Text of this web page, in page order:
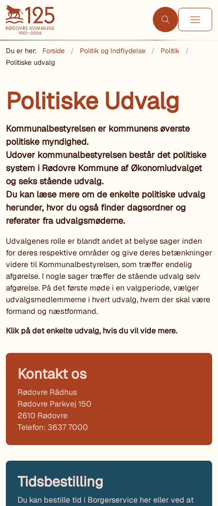
Du er her: Forside Politik og Indflydelse
Politik
Politiske udvalg
Politiske Udvalg
Kommunalbestyrelsen er kommunens øverste
politiske myndighed.
Udover kommunalbestyrelsen består det politiske
system i Rødovre Kommune af Økonomiudvalget
og seks stående udvalg.
Du kan læse mere om de enkelte politiske udvalg
herunder, hvor du også finder dagsordner og
referater fra udvalgsmøderne.
Udvalgenes rolle er blandt andet at belyse sager inden
for deres respektive områder og give deres betænkninger
videre til Kommunalbestyrelsen, som træffer endelig
afgørelse. I nogle sager træffer de stående udvalg selv
afgørelse. På det første møde i en valgperiode, vælger
udvalgsmedlemmerne i hvert udvalg, hvem der skal være
formand og næstformand.
Klik på det enkelte udvalg, hvis du vil vide mere.
Kontakt os
Rødovre Rådhus
Rødovre Parkvej 150
2610 Rødovre
Telefon: 3637 7000
Tidsbestilling
Du kan bestille tid i Borgerservice her eller ved at